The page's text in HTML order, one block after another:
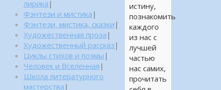
истину,
познакомить
каждого
из нас с
лучшей
частью
нас самих,
прочитать
лирика |
Фэнтези и мистика |
Фэнтези, мистика, сказки |
Художественная проза |
Художественный рассказ |
Циклы стихов и поэмы |
Человек и Вселенная |
Школа литературного
мастерства |